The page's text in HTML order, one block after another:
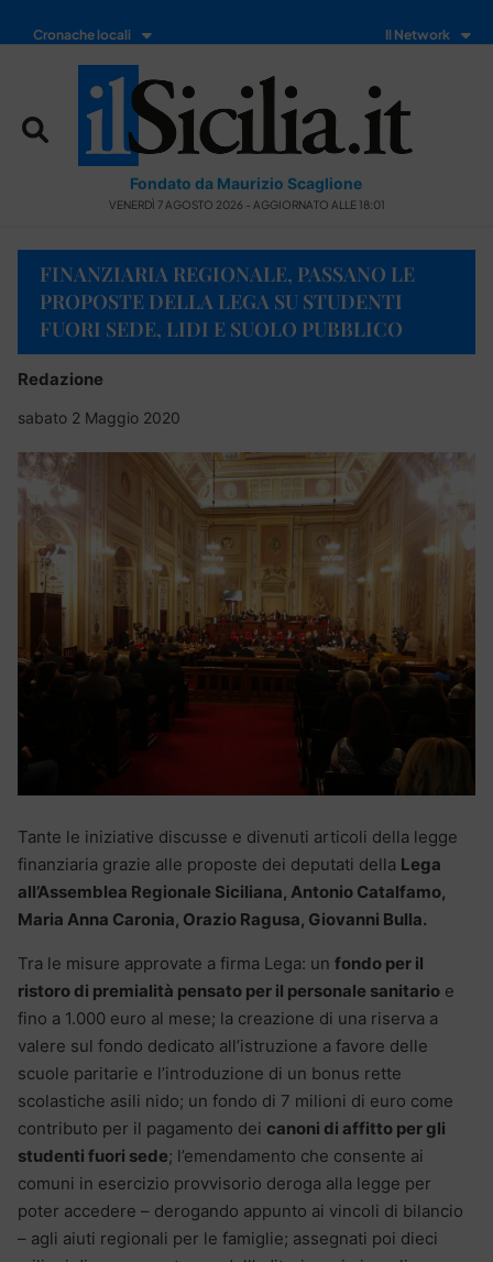
Cronache locali Il Network
Fondato da Maurizio Scaglione
VENERDÌ 7 AGOSTO 2026 - AGGIORNATO ALLE 18:01
FINANZIARIA REGIONALE, PASSANO LE
PROPOSTE DELLA LEGA SU STUDENTI
FUORI SEDE, LIDI E SUOLO PUBBLICO
Redazione
sabato 2 Maggio 2020
Tante le iniziative discusse e divenuti articoli della legge
finanziaria grazie alle proposte dei deputati della Lega
all’Assemblea Regionale Siciliana, Antonio Catalfamo,
Maria Anna Caronia, Orazio Ragusa, Giovanni Bulla.
Tra le misure approvate a firma Lega: un fondo per il
ristoro di premialità pensato per il personale sanitario e
fino a 1.000 euro al mese; la creazione di una riserva a
valere sul fondo dedicato all’istruzione a favore delle
scuole paritarie e l’introduzione di un bonus rette
scolastiche asili nido; un fondo di 7 milioni di euro come
contributo per il pagamento dei canoni di affitto per gli
studenti fuori sede; l’emendamento che consente ai
comuni in esercizio provvisorio deroga alla legge per
poter accedere – derogando appunto ai vincoli di bilancio
– agli aiuti regionali per le famiglie; assegnati poi dieci